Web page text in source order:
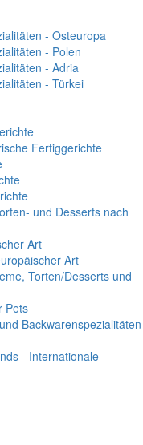
- Osteuropa
- Polen
- Adria
- Türkei
Fertiggerichte
und Desserts nach
Art
Art
Torten/Desserts und
Pets
Backwarenspezialitäten
- Internationale